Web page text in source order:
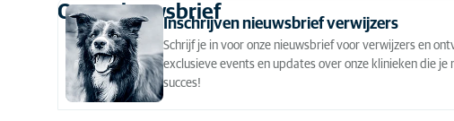
Onze nieuwsbrief
Inschrijven nieuwsbrief verwijzers
Schrijf je in voor onze nieuwsbrief voor verwijzers en
exclusieve events en updates over onze klinieken die
succes!